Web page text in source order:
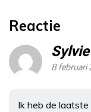
Reactie
8 februari
Ik heb de